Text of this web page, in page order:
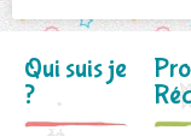
Qui suis je
?